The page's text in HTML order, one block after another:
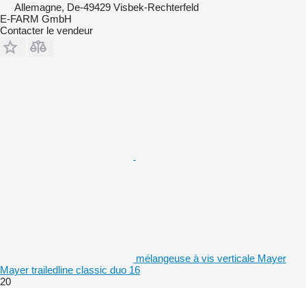
Allemagne, De-49429 Visbek-Rechterfeld
E-FARM GmbH
Contacter le vendeur
mélangeuse à vis verticale Mayer
Mayer trailedline classic duo 16
20